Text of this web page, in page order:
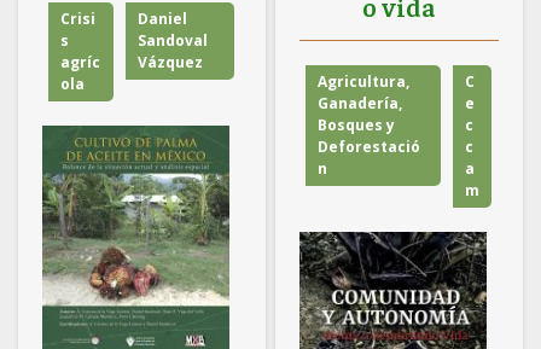
Crisi
s
agríc
ola
Daniel
Sandoval
Vázquez
Agricultura,
Ganadería,
Bosques y
Deforestació
n
C
e
c
c
a
m